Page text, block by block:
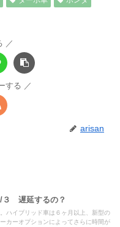
する
arisan
/３ 遅延するの？
ハイブリッド車は６ヶ月以上、新型の
カーオプションによってさらに時間が